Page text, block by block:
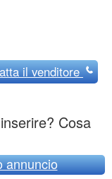
il venditore
Cosa
annuncio